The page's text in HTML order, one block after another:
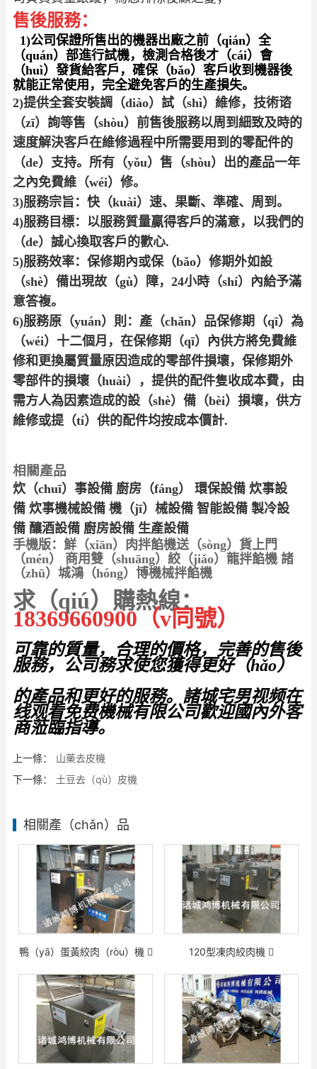
售後服務：
1)公司保證所售出的機器出廠之前（qián）全
（quán）部進行試機，檢測合格後才（cái）會
（huì）發貨給客戶，確保（bǎo）客戶收到機器後
就能正常使用，完全避免客戶的生產損失。
2)提供全套安裝調（diào）試（shì）維修，技術谘
（zī）詢等售（shòu）前售後服務以周到細致及時的
速度解決客戶在維修過程中所需要用到的零配件的
（de）支持。所有（yǒu）售（shòu）出的產品一年
之內免費維（wéi）修。
3)服務宗旨：快（kuài）速、果斷、準確、周到。
4)服務目標：以服務質量贏得客戶的滿意，以我們的
（de）誠心換取客戶的歡心.
5)服務效率：保修期內或保（bǎo）修期外如設
（shè）備出現故（gù）障，24小時（shí）內給予滿
意答複。
6)服務原（yuán）則：產（chǎn）品保修期（qī）為
（wéi）十二個月，在保修期（qī）內供方將免費維
修和更換屬質量原因造成的零部件損壞，保修期外
零部件的損壞（huài），提供的配件隻收成本費，由
需方人為因素造成的設（shè）備（bèi）損壞，供方
維修或提（tí）供的配件均按成本價計.
相關產品
炊（chuī）事設備 廚房（fáng） 環保設備 炊事設
備 炊事機械設備 機（jī）械設備 智能設備 製冷設
備 釀酒設備 廚房設備 生產設備
手機版： 鮮（xiān）肉拌餡機送（sòng）貨上門
（mén） 商用雙（shuāng）絞（jiǎo）龍拌餡機 諸
（zhū）城鴻（hóng）博機械拌餡機
求（qiú）購熱線：
18369660900（v同號）
可靠的質量，合理的價格，完善的售後
服務，公司務求使您獲得更好（hǎo）
的產品和更好的服務。諸城宅男视频在
线观看免费機械有限公司歡迎國內外客
商蒞臨指導。
上一條：
山藥去皮機
下一條：
土豆去（qù）皮機
相關產（chǎn）品
鴨（yā）蛋黃絞肉（ròu）機 120型凍肉絞肉機